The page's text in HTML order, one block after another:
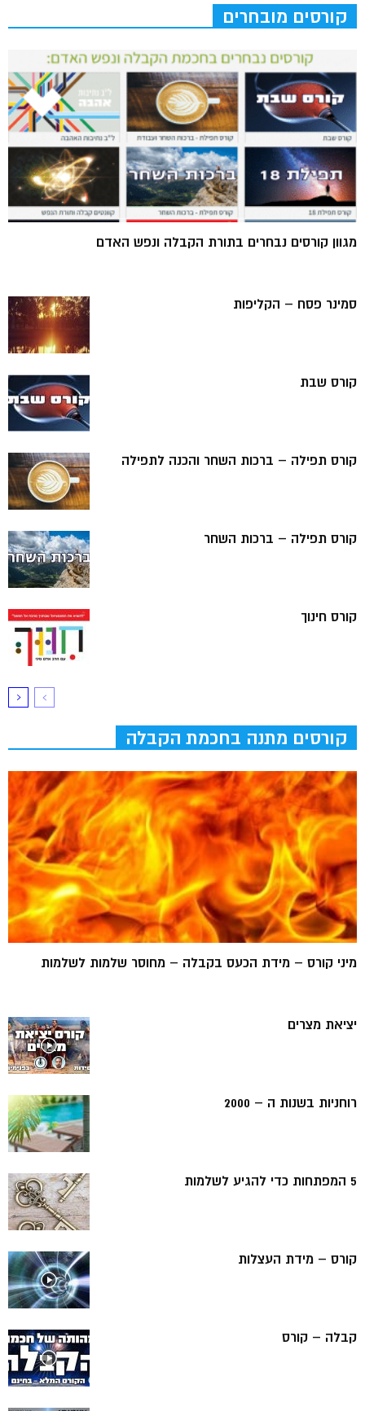
קורסים מובחרים
מגוון קורסים נבחרים בתורת הקבלה ונפש האדם
סמינר פסח – הקליפות
קורס שבת
קורס תפילה – ברכות השחר והכנה לתפילה
קורס תפילה – ברכות השחר
קורס חינוך
קורסים מתנה בחכמת הקבלה
מיני קורס – מידת הכעס בקבלה – מחוסר שלמות לשלמות
יציאת מצרים
רוחניות בשנות ה – 2000
5 המפתחות כדי להגיע לשלמות
קורס – מידת העצלות
קבלה – קורס